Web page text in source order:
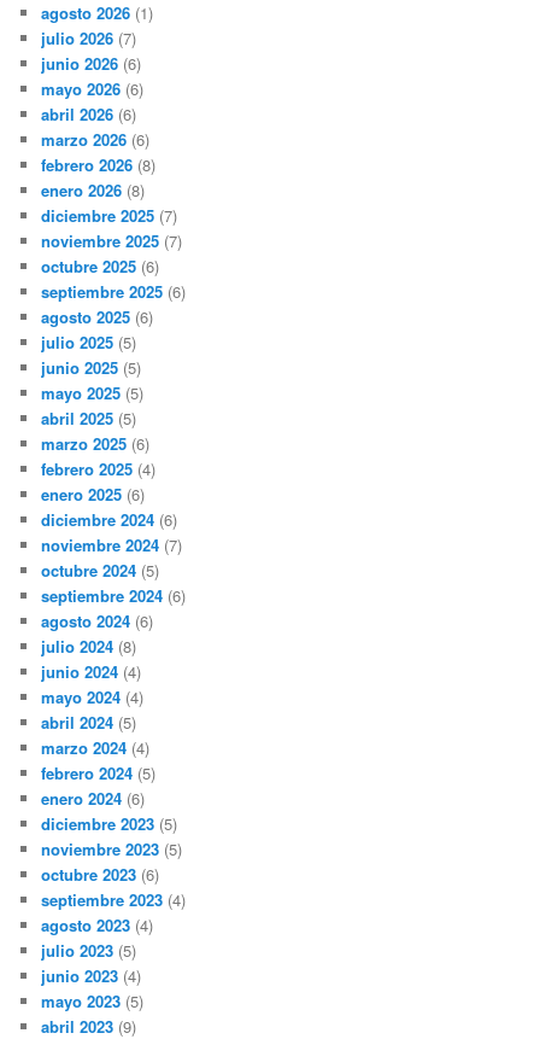
agosto 2026 (1)
julio 2026 (7)
junio 2026 (6)
mayo 2026 (6)
abril 2026 (6)
marzo 2026 (6)
febrero 2026 (8)
enero 2026 (8)
diciembre 2025 (7)
noviembre 2025 (7)
octubre 2025 (6)
septiembre 2025 (6)
agosto 2025 (6)
julio 2025 (5)
junio 2025 (5)
mayo 2025 (5)
abril 2025 (5)
marzo 2025 (6)
febrero 2025 (4)
enero 2025 (6)
diciembre 2024 (6)
noviembre 2024 (7)
octubre 2024 (5)
septiembre 2024 (6)
agosto 2024 (6)
julio 2024 (8)
junio 2024 (4)
mayo 2024 (4)
abril 2024 (5)
marzo 2024 (4)
febrero 2024 (5)
enero 2024 (6)
diciembre 2023 (5)
noviembre 2023 (5)
octubre 2023 (6)
septiembre 2023 (4)
agosto 2023 (4)
julio 2023 (5)
junio 2023 (4)
mayo 2023 (5)
abril 2023 (9)